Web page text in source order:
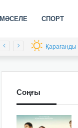
МӘСЕЛЕ СПОРТ
Қарағанды
Соңғы